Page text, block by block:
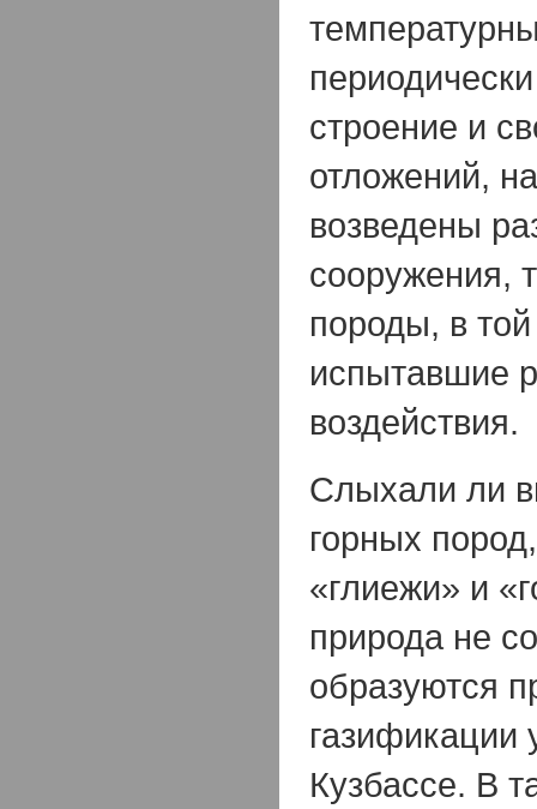
строение и
отложений,
возведены
сооружения,
породы, в
испытавшие
воздействия.
Слыхали ли
горных
«глиежи» и
природа не
образуются
газификации
Кузбассе. В